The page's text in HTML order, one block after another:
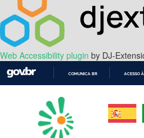
Web Accessibility plugin by DJ-
COMUNICA BR ACESSO